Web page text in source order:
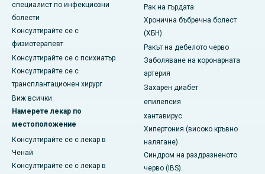
специалист по инфекциозни
болести
Консултирайте се с
физиотерапевт
Консултирайте се с психиатър
Консултирайте се с
трансплантационен хирург
Виж всички
Намерете лекар по
местоположение
Консултирайте се с лекар в
Ченай
Консултирайте се с лекар в
Рак на гърдата
Хронична бъбречна болест
(ХБН)
Ракът на дебелото черво
Заболяване на коронарната
артерия
Захарен диабет
епилепсия
хантавирус
Хипертония (високо кръвно
налягане)
Синдром на раздразненото
черво (IBS)